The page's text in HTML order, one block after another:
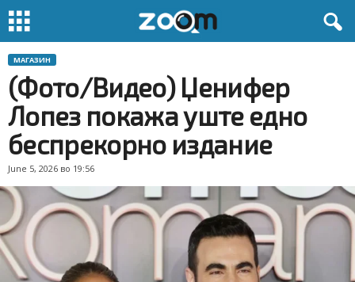
МАГАЗИН
(Фото/Видео) Џенифер
Лопез покажа уште едно
беспрекорно издание
June 5, 2026 во 19:56